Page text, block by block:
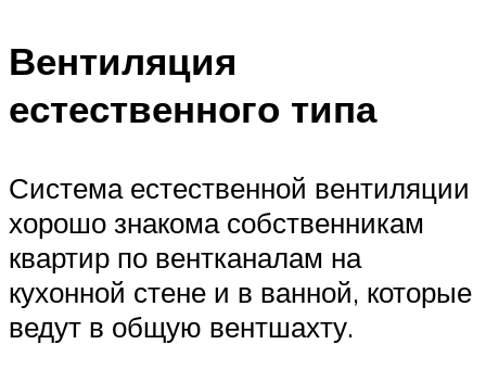
Вентиляция
естественного типа
Система естественной вентиляции
хорошо знакома собственникам
квартир по вентканалам на
кухонной стене и в ванной, которые
ведут в общую вентшахту.